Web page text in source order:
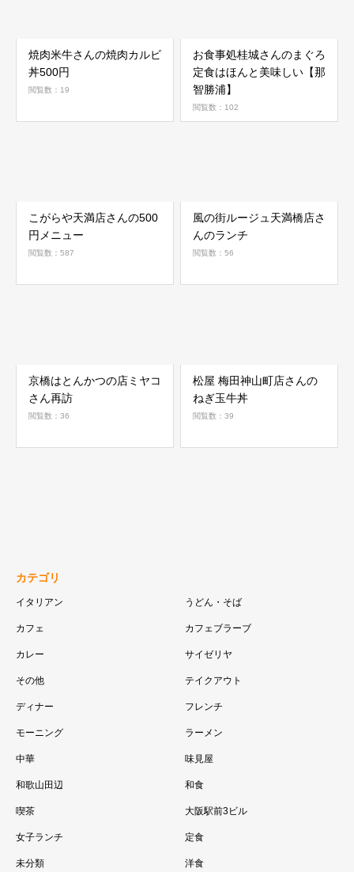
焼肉米牛さんの焼肉カルビ
丼500円
閲覧数：19
お食事処桂城さんのまぐろ
定食はほんと美味しい【那
智勝浦】
閲覧数：102
こがらや天満店さんの500
円メニュー
閲覧数：587
風の街ルージュ天満橋店さ
んのランチ
閲覧数：56
京橋はとんかつの店ミヤコ
さん再訪
閲覧数：36
松屋 梅田神山町店さんの
ねぎ玉牛丼
閲覧数：39
カテゴリ
イタリアン うどん・そば
カフェ カフェブラーブ
カレー サイゼリヤ
その他 テイクアウト
ディナー フレンチ
モーニング ラーメン
中華 味見屋
和歌山田辺 和食
喫茶 大阪駅前3ビル
女子ランチ 定食
未分類 洋食